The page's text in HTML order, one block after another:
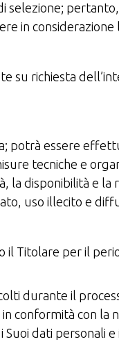
selezione;
in
richiesta
potrà essere
tecniche e
disponibilità e la
uso illecito e
Titolare per il
durante il
conformità con la
dati personali